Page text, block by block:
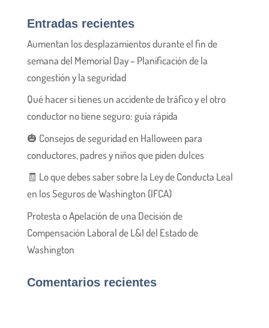
Entradas recientes
Aumentan los desplazamientos durante el fin de
semana del Memorial Day – Planificación de la
congestión y la seguridad
Qué hacer si tienes un accidente de tráfico y el otro
conductor no tiene seguro: guía rápida
🎃 Consejos de seguridad en Halloween para
conductores, padres y niños que piden dulces
🧾 Lo que debes saber sobre la Ley de Conducta Leal
en los Seguros de Washington (IFCA)
Protesta o Apelación de una Decisión de
Compensación Laboral de L&I del Estado de
Washington
Comentarios recientes